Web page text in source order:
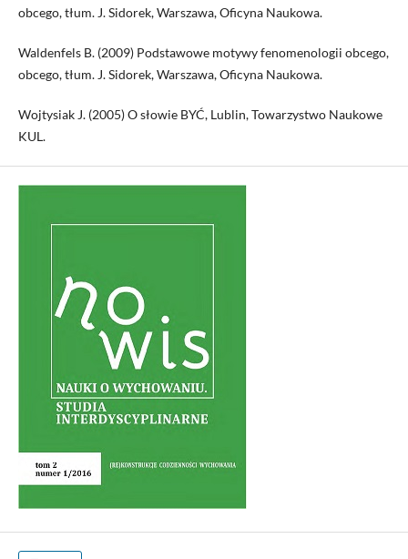
obcego, tłum. J. Sidorek, Warszawa, Oficyna Naukowa.
Waldenfels B. (2009) Podstawowe motywy fenomenologii obcego,
obcego, tłum. J. Sidorek, Warszawa, Oficyna Naukowa.
Wojtysiak J. (2005) O słowie BYĆ, Lublin, Towarzystwo Naukowe
KUL.